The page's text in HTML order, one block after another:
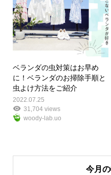
ベランダの虫対策はお早め
に！ベランダのお掃除手順と
虫よけ方法をご紹介
2022.07.25
31,704 views
woody-lab.uo
今月